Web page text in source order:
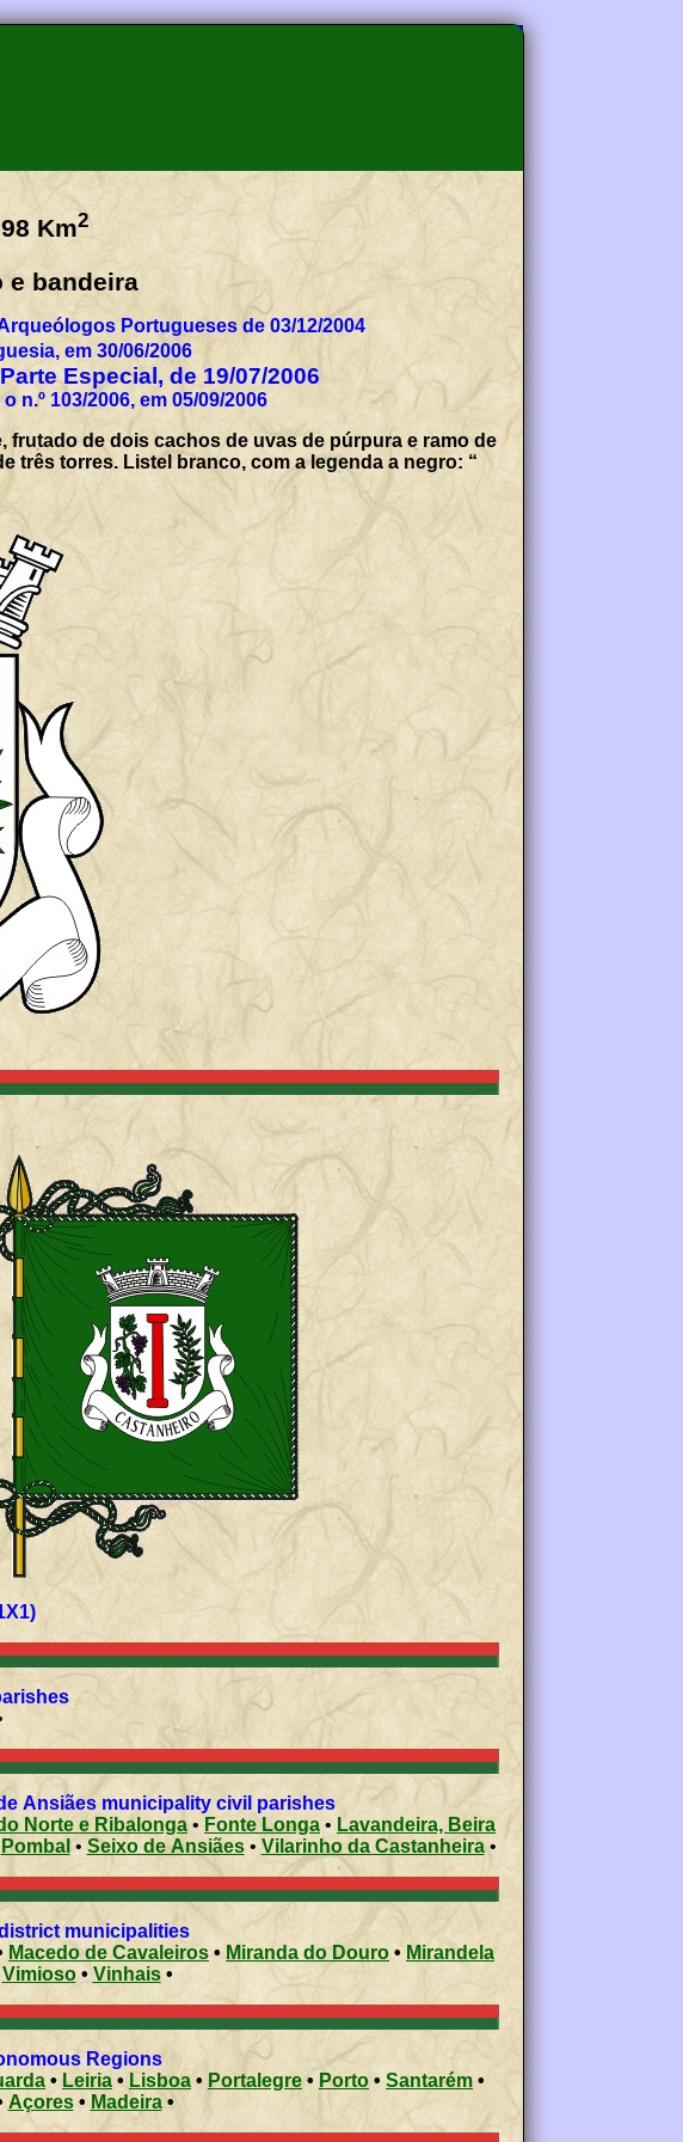
Km2
e bandeira
Portugueses de 03/12/2004
em 30/06/2006
Especial, de 19/07/2006
n.º 103/2006, em 05/09/2006
frutado de dois cachos de uvas de púrpura e ramo de
três torres. Listel branco, com a legenda a negro: “
Estandarte (1X1)
Ansiães municipality civil parishes
Norte e Ribalonga • Fonte Longa • Lavandeira, Beira
Pombal •Seixo de Ansiães• Vilarinho da Castanheira•
municipalities
Macedo de Cavaleiros• Miranda do Douro • Mirandela
Vimioso• Vinhais•
Autonomous Regions
• Leiria • Lisboa • Portalegre • Porto • Santarém •
Açores • Madeira •